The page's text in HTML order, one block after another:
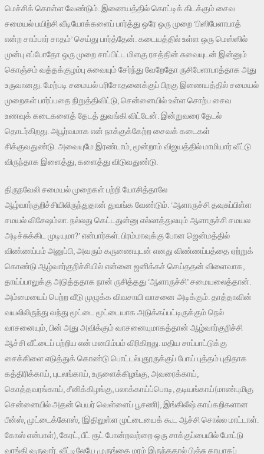
மெச்சிக் கொள்ள வேண்டும். இணையத்தில் கொட்டிக் கிடக்கும் சைவ
சமையல் பயிற்சி வீடியோக்களைப் பார்த்து ஒரே ஒரு முறை ‘பிஸிபேளாபாத்
என்ற சாம்பார் சாதம்’ செய்து பார்த்தேன். கடையத்தில் உள்ள ஒரு மெஸ்ஸில்
முன்பு எப்போதோ ஒரு முறை சாப்பிட்ட மிளகு ரசத்தின் சுவையுடன் இன்னும்
கொஞ்சம் வத்தக்குழம்பு சுவையும் சேர்ந்து வேறேதோ ருசிபேளாபாத்தாக அது
உருவானது. மேற்படி சமையல் பரிசோதனைக்குப் பிறகு இணையத்தில் சமையல்
முறைகள் பார்ப்பதை நிறுத்திவிட்டு, சென்னையில் உள்ள சொற்ப சைவ
உணவுக் கடைகளைத் தேடத் துவங்கி விட்டேன். இன்றுவரை தேடல்
தொடர்கிறது. அபூர்வமாக என் நாக்குக்கேற்ற சைவக் கடைகள்
சிக்குவதுண்டு. அவையுமே இரண்டாம், மூன்றாம் விஜயத்தில் மாமியார் வீட்டு
விருந்தாக இளைத்து, களைத்து விடுவதுண்டு.
திருநவேலி சமையல் முறைகள் பற்றி யோசித்தாலே
ஆழ்வார்குறிச்சியிலிருந்துதான் துவங்க வேண்டும். ‘ஆளாருச்சி தவுசுப்பிள்ள
சமயல் விசேஷம்லா. நல்லது கெட்டதுன்னு எல்லாத்துலயும் ஆளாருச்சி சமயல
அடிச்சுக்கிட முடியுமா?’ என்பார்கள். பிரம்மாவுக்கு போன ஜென்மத்தில்
விண்ணப்பம் அனுப்பி, அவரும் கருணையுடன் எனது விண்ணப்பத்தை ஏற்றுக்
கொண்டு ஆழ்வார்குறிச்சியில் என்னை ஜனிக்கச் செய்ததன் விளைவாக,
தாய்ப்பாலுக்கு அடுத்ததாக நான் ருசித்தது ‘ஆளாருச்சி’ சமையலைத்தான்.
அம்மையைப் பெற்ற வீடு முழுக்க விவசாயி வாசனை அடிக்கும். தாத்தாவின்
வயலிலிருந்து வந்து மூட்டை மூட்டையாக அடுக்கப்பட்டிருக்கும் நெல்
வாசனையும், பின் அது அவிக்கும் வாசனையுமாகத்தான் ஆழ்வார்குறிச்சி
ஆச்சி வீட்டைப் பற்றிய என் மனபிம்பம் விரிகிறது. மதிய சாப்பாட்டுக்கு
சைக்கிளை எடுத்துக் கொண்டு பொட்டல்புதூருக்குப் போய் புத்தம் புதிதாக
கத்திரிக்காய், புடலங்காய், உருளைக்கிழங்கு, அவரைக்காய்,
கொத்தவரங்காய், சீனிக்கிழங்கு, பலாக்காய்ப்பொடி, தடியங்காய்(மாண்புமிகு
சென்னையில் அதன் பெயர் வெள்ளைப் பூசணி), இங்கிலீஷ் காய்கறிகளான
பீன்ஸ், முட்டைக்கோஸ், (இதிலுள்ள முட்டையைக் கூட ஆச்சி சொல்ல மாட்டாள்.
கோஸ் என்பாள்), கேரட், பீட் ரூட் போன்றவற்றை ஒரு சாக்குப்பையில் போட்டு
வாங்கி வருவார். வீட்டிலேயே முருங்கை மரம் இருந்ததால் பிஞ்சு காயாகப்